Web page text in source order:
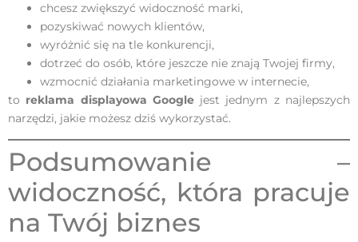
chcesz zwiększyć widoczność marki,
pozyskiwać nowych klientów,
wyróżnić się na tle konkurencji,
dotrzeć do osób, które jeszcze nie znają Twojej firmy,
wzmocnić działania marketingowe w internecie,
to reklama displayowa Googlejest jednym z najlepszych
narzędzi, jakie możesz dziś wykorzystać.
Podsumowanie –
widoczność, która pracuje
na Twój biznes